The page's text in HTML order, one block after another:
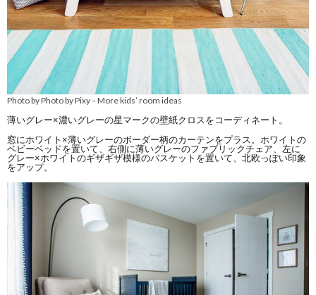
Photo by Photo by Pixy–More kids’ room ideas
薄いグレー×濃いグレーの星マークの壁紙クロスをコーディネート。
窓にホワイト×薄いグレーのボーダー柄のカーテンをプラス。ホワイトの
ベビーベッドを置いて、右側に薄いグレーのファブリックチェア、左に
グレー×ホワイトのギザギザ模様のバスケットを置いて、北欧っぽい印象
をアップ。